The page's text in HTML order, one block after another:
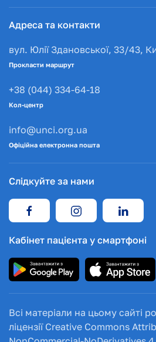
Адреса та контакти
вул. Юлії Здановської, 33/43,
Прокласти маршрут
+38 (044) 334-64-18
Кол-центр
info@unci.org.ua
Офіційна електронна пошта
Слідкуйте за нами
Кабінет пацієнта у смартфоні
Всі матеріали на цьому сайті
ліцензії Creative Commons